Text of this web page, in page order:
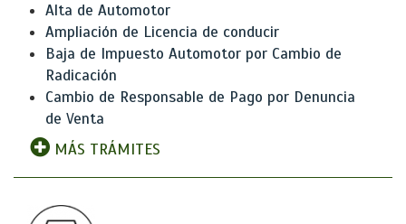
Alta de Automotor
Ampliación de Licencia de conducir
Baja de Impuesto Automotor por Cambio de
Radicación
Cambio de Responsable de Pago por Denuncia
de Venta
MÁS TRÁMITES